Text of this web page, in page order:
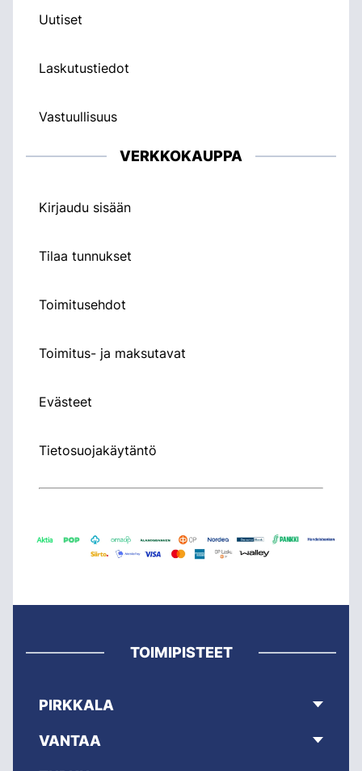
Uutiset
Laskutustiedot
Vastuullisuus
VERKKOKAUPPA
Kirjaudu sisään
Tilaa tunnukset
Toimitusehdot
Toimitus- ja maksutavat
Evästeet
Tietosuojakäytäntö
TOIMIPISTEET
PIRKKALA
VANTAA